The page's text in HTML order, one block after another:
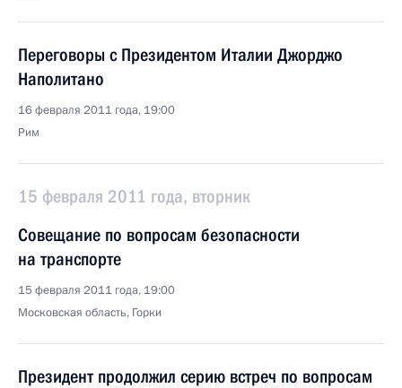
Переговоры с Президентом Италии Джорджо
Наполитано
16 февраля 2011 года, 19:00
Рим
15 февраля 2011 года, вторник
Совещание по вопросам безопасности
на транспорте
15 февраля 2011 года, 19:00
Московская область, Горки
Президент продолжил серию встреч по вопросам